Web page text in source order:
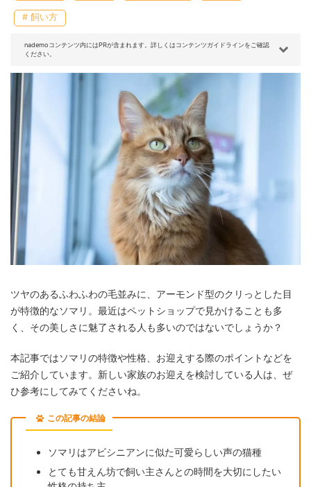
# 飼い方
nademoコンテンツ内にはPRが含まれます。詳しくはコンテンツガイドラインをご確認
ください。
ツヤのあるふわふわの毛並みに、アーモンド型のクリっとした目
が特徴的なソマリ。最近はペットショップで見かけることも多
く、その美しさに魅了される人も多いのではないでしょうか？
本記事ではソマリの特徴や性格、お迎えする際のポイントなどを
ご紹介しています。新しい家族のお迎えを検討している人は、ぜ
ひ参考にしてみてくださいね。
この記事の結論
ソマリはアビシニアンに似た可愛らしい声の猫種
とても甘えん坊で飼い主さんとの時間を大切にしたい